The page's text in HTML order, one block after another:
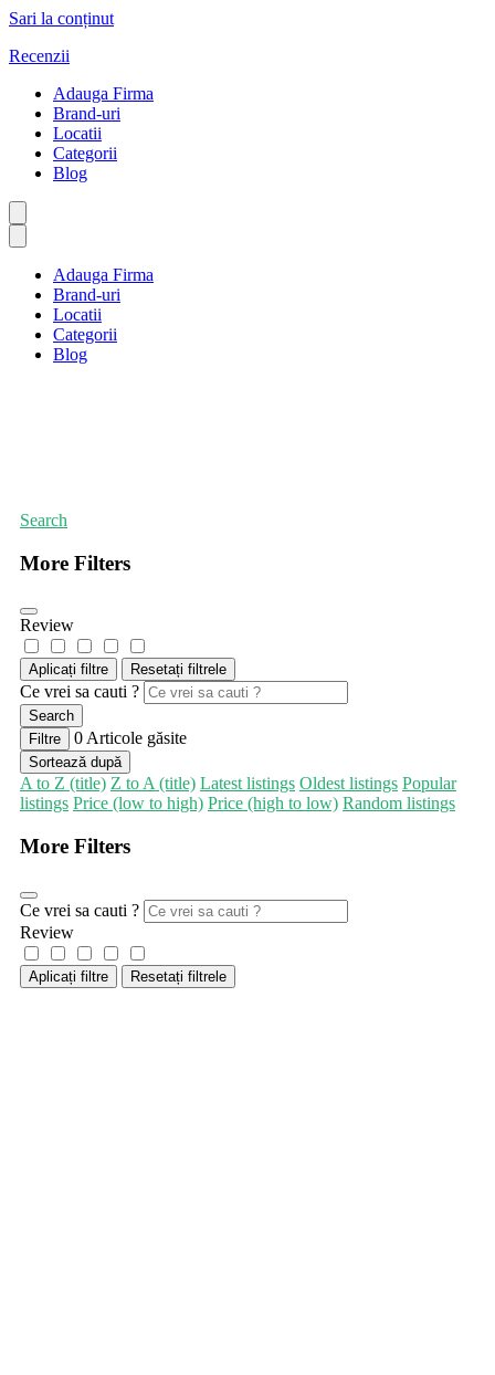
Sari la conținut
Recenzii
Adauga Firma
Brand-uri
Locatii
Categorii
Blog
Adauga Firma
Brand-uri
Locatii
Categorii
Blog
Search
More Filters
Review
Aplicați filtre Resetați filtrele
Ce vrei sa cauti ?
Search
Filtre
0 Articole găsite
Sortează după
A to Z (title) Z to A (title) Latest listings Oldest listings Popular
listings Price (low to high) Price (high to low) Random listings
More Filters
Ce vrei sa cauti ?
Review
Aplicați filtre Resetați filtrele